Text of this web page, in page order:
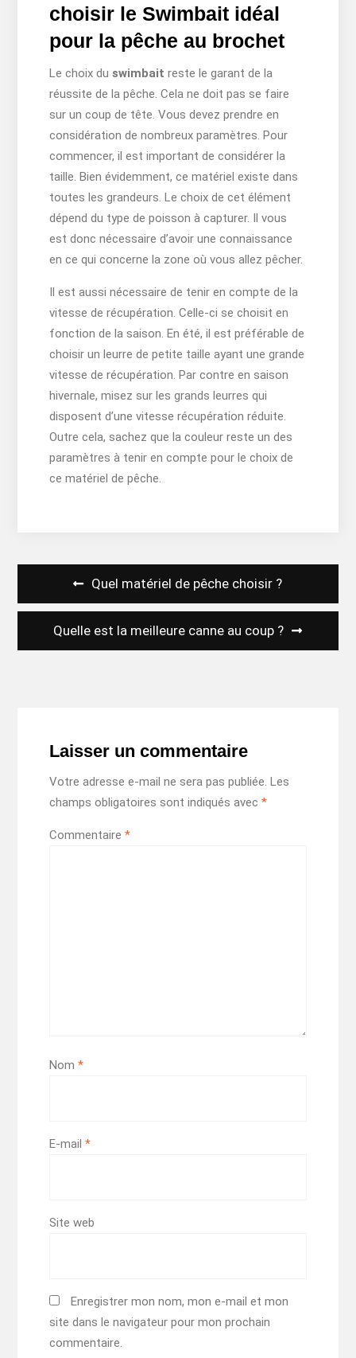
choisir le Swimbait idéal
pour la pêche au brochet
Le choix du swimbait reste le garant de la
réussite de la pêche. Cela ne doit pas se faire
sur un coup de tête. Vous devez prendre en
considération de nombreux paramètres. Pour
commencer, il est important de considérer la
taille. Bien évidemment, ce matériel existe dans
toutes les grandeurs. Le choix de cet élément
dépend du type de poisson à capturer. Il vous
est donc nécessaire d’avoir une connaissance
en ce qui concerne la zone où vous allez pêcher.
Il est aussi nécessaire de tenir en compte de la
vitesse de récupération. Celle-ci se choisit en
fonction de la saison. En été, il est préférable de
choisir un leurre de petite taille ayant une grande
vitesse de récupération. Par contre en saison
hivernale, misez sur les grands leurres qui
disposent d’une vitesse récupération réduite.
Outre cela, sachez que la couleur reste un des
paramètres à tenir en compte pour le choix de
ce matériel de pêche.
Navigation
de
l’article
Quel matériel de pêche choisir ?
Quelle est la meilleure canne au coup ?
Laisser un commentaire
Votre adresse e-mail ne sera pas publiée. Les
champs obligatoires sont indiqués avec *
Commentaire *
Nom *
E-mail *
Site web
Enregistrer mon nom, mon e-mail et mon
site dans le navigateur pour mon prochain
commentaire.